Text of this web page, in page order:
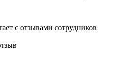
с отзывами сотрудников